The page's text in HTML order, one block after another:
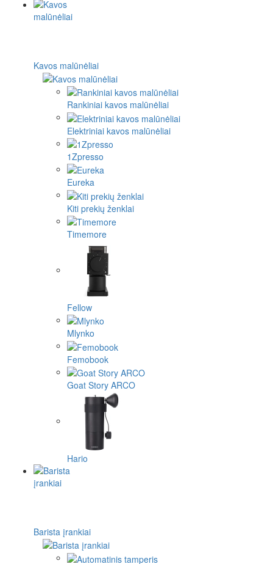
Kavos malūnėliai
Rankiniai kavos malūnėliai
Elektriniai kavos malūnėliai
1Zpresso
Eureka
Kiti prekių ženklai
Timemore
Fellow
Mlynko
Femobook
Goat Story ARCO
Hario
Barista įrankiai